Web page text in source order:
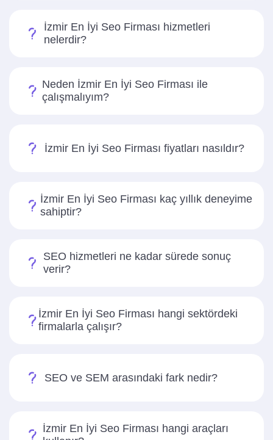
İzmir En İyi Seo Firması hizmetleri
nelerdir?
Neden İzmir En İyi Seo Firması ile
çalışmalıyım?
İzmir En İyi Seo Firması fiyatları nasıldır?
İzmir En İyi Seo Firması kaç yıllık deneyime
sahiptir?
SEO hizmetleri ne kadar sürede sonuç
verir?
İzmir En İyi Seo Firması hangi sektördeki
firmalarla çalışır?
SEO ve SEM arasındaki fark nedir?
İzmir En İyi Seo Firması hangi araçları